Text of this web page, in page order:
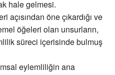
hale gelmesi.
öne çıkardığı ve
öğeleri olan unsurların,
süreci içerisinde bulmuş
eylemliliğin ana